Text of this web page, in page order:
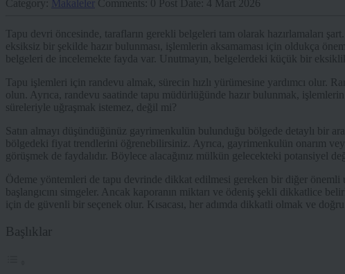
Category: Makaleler Comments: 0 Post Date: 4 Mart 2026
Tapu devri öncesinde, tarafların gerekli belgeleri tam olarak hazırlamaları
eksiksiz bir şekilde hazır bulunması, işlemlerin aksamaması için oldukça
belgeleri de incelemekte fayda var. Unutmayın, belgelerdeki küçük bir
Tapu işlemleri için randevu almak, sürecin hızlı yürümesine yardımcı olur.
olun. Ayrıca, randevu saatinde tapu müdürlüğünde hazır bulunmak,
süreleriyle uğraşmak istemez, değil mi?
Satın almayı düşündüğünüz gayrimenkulün bulunduğu bölgede detaylı bir
bölgedeki fiyat trendlerini öğrenebilirsiniz. Ayrıca, gayrimenkulün onarım
görüşmek de faydalıdır. Böylece alacağınız mülkün gelecekteki potansiyel
Ödeme yöntemleri de tapu devrinde dikkat edilmesi gereken bir diğer önemli
başlangıcını simgeler. Ancak kaporanın miktarı ve ödeniş şekli dikkatlice
için de güvenli bir seçenek olur. Kısacası, her adımda dikkatli olmak ve
Başlıklar